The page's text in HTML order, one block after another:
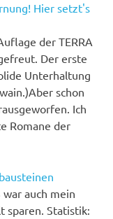
Hier setzt's
der TERRA
Der erste
Unterhaltung
schon
Ich
Romane der
auch mein
sparen. Statistik: